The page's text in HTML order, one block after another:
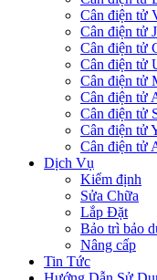
Cân điện tử
Cân điện tử
Cân điện tử
Cân điện tử
Cân điện tử
Cân điện tử
Cân điện tử
Cân điện tử
Cân điện tử
Dịch Vụ
Kiểm định
Sửa Chữa
Lắp Đặt
Bảo trì bảo
Nâng cấp
Tin Tức